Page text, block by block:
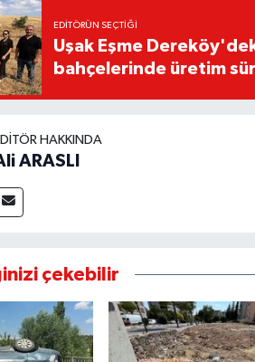
EDITÖRÜN SEÇTIĞI
Uşak Eşme
bahçelerinde üretim
HAKKINDA
ARASLI
çekebilir